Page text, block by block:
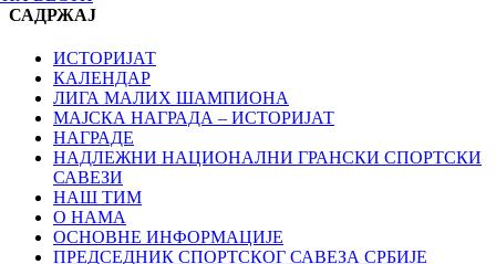
САДРЖАЈ
ИСТОРИЈАТ
КАЛЕНДАР
ЛИГА МАЛИХ ШАМПИОНА
МАЈСКА НАГРАДА – ИСТОРИЈАТ
НАГРАДЕ
НАДЛЕЖНИ НАЦИОНАЛНИ ГРАНСКИ СПОРТСКИ
САВЕЗИ
НАШ ТИМ
О НАМА
ОСНОВНЕ ИНФОРМАЦИЈЕ
ПРЕДСЕДНИК СПОРТСКОГ САВЕЗА СРБИЈЕ